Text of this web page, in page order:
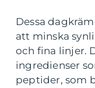
Dessa
att minska
och fina linjer.
ingredienser
peptider, som